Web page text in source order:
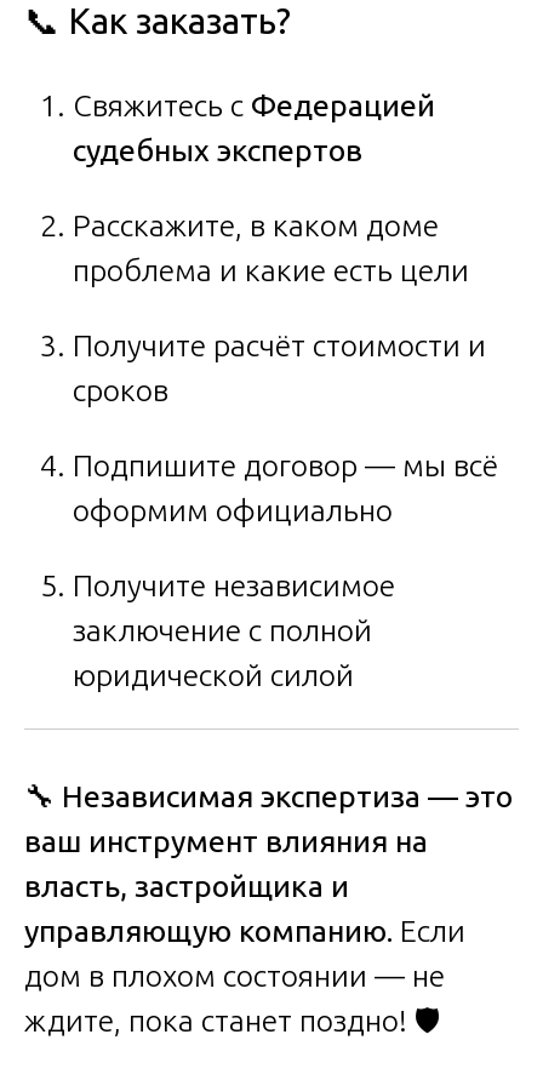
📞 Как заказать?
Свяжитесь с Федерацией
судебных экспертов
Расскажите, в каком доме
проблема и какие есть цели
Получите расчёт стоимости и
сроков
Подпишите договор — мы всё
оформим официально
Получите независимое
заключение с полной
юридической силой
🔧 Независимая экспертиза — это
ваш инструмент влияния на
власть, застройщика и
управляющую компанию. Если
дом в плохом состоянии — не
ждите, пока станет поздно! 🛡️